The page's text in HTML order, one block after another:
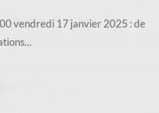
vendredi 17 janvier 2025 : de